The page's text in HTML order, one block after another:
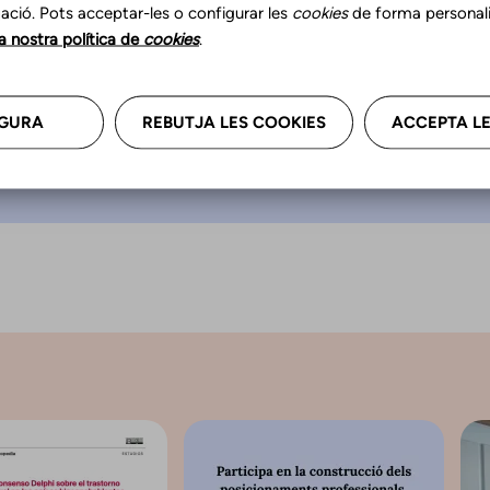
piensas”.
Pots acceptar-les o configurar les cookiesde forma
nostra política de cookies.
REBUTJA LES COOKIES ACCEPTA